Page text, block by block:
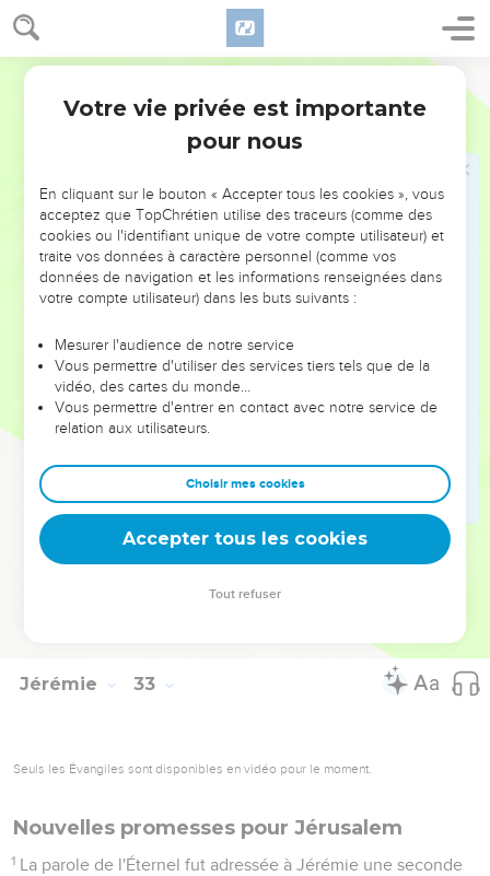
Jérémie 32
habiter en sûreté.
Ils seront mon peuple, Et je serai leur Dieu.
39
qu'ils me craignent toujours, Pour leur bonheur et celui de
leurs enfants après eux.
détournerai plus d'eux, Je leur ferai du bien, Et je mettrai ma
crainte dans leur coeur, Afin qu'ils ne s'éloignent pas de moi.
Je prendrai plaisir à leur faire du bien, Et je les planterai
véritablement dans ce pays, De tout mon coeur et de toute
mon âme.
Car ainsi parle l'Éternel : De même que j'ai fait venir sur ce
peuple tous ces grands malheurs, De même je ferai venir sur
eux tout le bien que je leur promets.
On achètera des champs dans ce pays Dont vous dites :
mains des Chaldéens.
On achètera des champs pour de l'argent, On écrira des
contrats, on les cachètera, on prendra des témoins, Dans le
pays de Benjamin et aux environs de Jérusalem, Dans les
villes de Juda, dans les villes de la montagne, Dans les villes
Jérémie 33
Seuls les Évangiles sont disponibles en vidéo pour le moment.
Nouvelles promesses pour Jérusalem
1 La parole de l'Éternel fut adressée à Jérémie une seconde
Votre vie privée est importante
pour nous
En cliquant sur le bouton « Accepter tous les cookies », vous
acceptez que TopChrétien utilise des traceurs (comme des
cookies ou l'identifiant unique de votre compte utilisateur) et
traite vos données à caractère personnel (comme vos
données de navigation et les informations renseignées dans
votre compte utilisateur) dans les buts suivants :
Mesurer l'audience de notre service
Vous permettre d'utiliser des services tiers tels que de la
vidéo, des cartes du monde…
Vous permettre d'entrer en contact avec notre service de
relation aux utilisateurs.
Choisir mes cookies
Accepter tous les cookies
Tout refuser